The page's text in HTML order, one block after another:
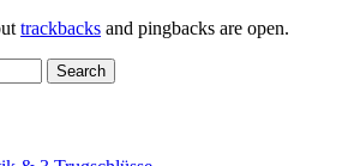
trackbacks and pingbacks are open.